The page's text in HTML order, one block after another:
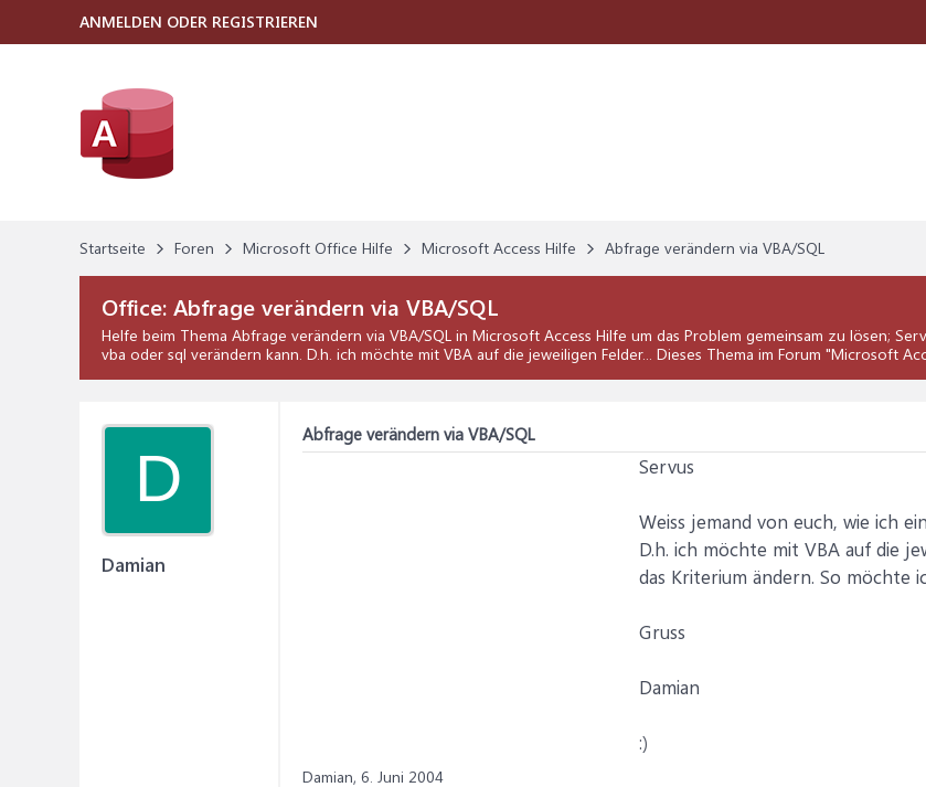
Startseite Foren Microsoft Office Hilfe Microsoft Access Hilfe Abfrage verändern via VBA/SQL
Office: Abfrage verändern via VBA/SQL
Helfe beim Thema Abfrage verändern via VBA/SQL in Microsoft Access Hilfe um das Problem gemeinsam zu lösen;
vba oder sql verändern kann. D.h. ich möchte mit VBA auf die jeweiligen Felder... Dieses Thema im Forum "Microsoft
D
Damian
Abfrage verändern via VBA/SQL
Servus
Weiss jemand von euch, wie ich
D.h. ich möchte mit VBA auf die
das Kriterium ändern. So möchte
Gruss
Damian
:)
Damian, 6. Juni 2004
ANMELDEN ODER REGISTRIEREN